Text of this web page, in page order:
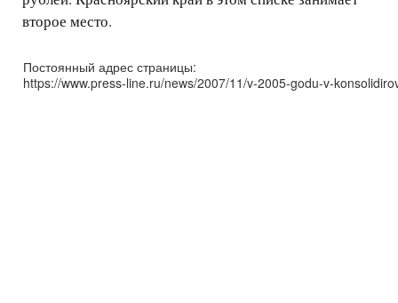
второе место.
Постоянный адрес страницы:
https://www.press-line.ru/news/2007/11/v-2005-godu-v-